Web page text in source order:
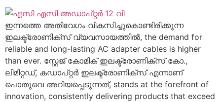
ഇന്നത്തെ അതിവേഗം വികസിച്ചുകൊണ്ടിരിക്കുന്ന
ഇലക്ട്രോണിക്സ് വ്യവസായത്തിൽ, the demand for
reliable and long-lasting AC adapter cables is higher
than ever. സ്റ്റേജ് കോമിക് ഇലക്ട്രോണിക്സ് കോ.,
ലിമിറ്റഡ്, കഡാപ്റ്റർ ഇലക്ട്രോണിക്സ് എന്നാണ്
പൊതുവെ അറിയപ്പെടുന്നത്, stands at the forefront of
innovation, consistently delivering products that exceed